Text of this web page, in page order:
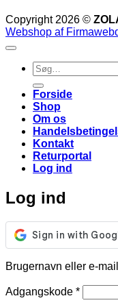
Copyright 2026 ©
Webshop af
Søg
efter:
Forside
Shop
Om os
Kontakt
Returportal
Log ind
Log ind
Brugernavn eller e-
Adgangskode *